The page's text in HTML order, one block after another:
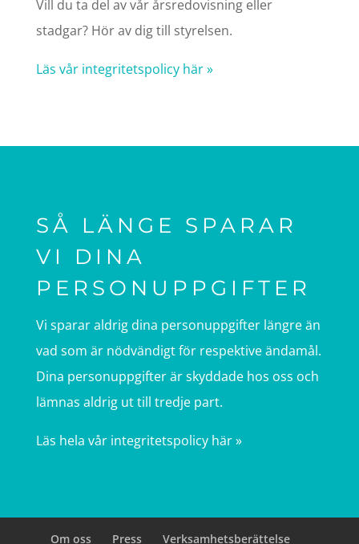
Vill du ta del av vår årsredovisning eller
stadgar? Hör av dig till styrelsen.
Läs vår integritetspolicy här »
SÅ LÄNGE SPARAR
VI DINA
PERSONUPPGIFTER
Vi sparar aldrig dina personuppgifter längre än
vad som är nödvändigt för respektive ändamål.
Dina personuppgifter är skyddade hos oss och
lämnas aldrig ut till tredje part.
Läs hela vår integritetspolicy här »
Om oss Press Verksamhetsberättelse